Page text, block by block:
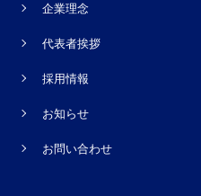
企業理念
代表者挨拶
採用情報
お知らせ
お問い合わせ